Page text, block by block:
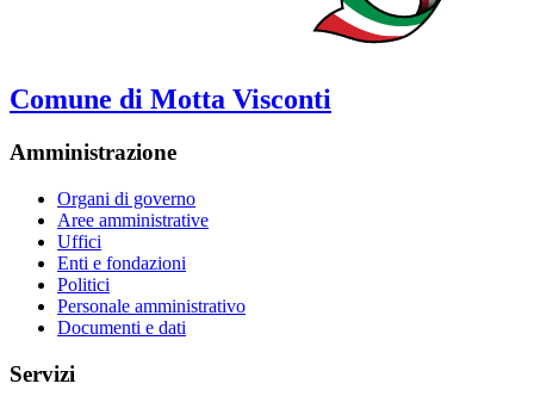
Comune di Motta Visconti
Amministrazione
Organi di governo
Aree amministrative
Uffici
Enti e fondazioni
Politici
Personale amministrativo
Documenti e dati
Servizi